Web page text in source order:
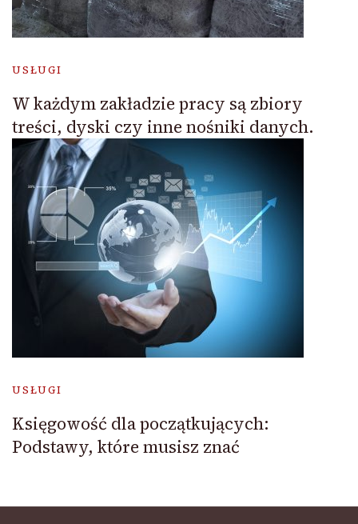
USŁUGI
W każdym zakładzie pracy są zbiory
treści, dyski czy inne nośniki danych.
USŁUGI
Księgowość dla początkujących:
Podstawy, które musisz znać